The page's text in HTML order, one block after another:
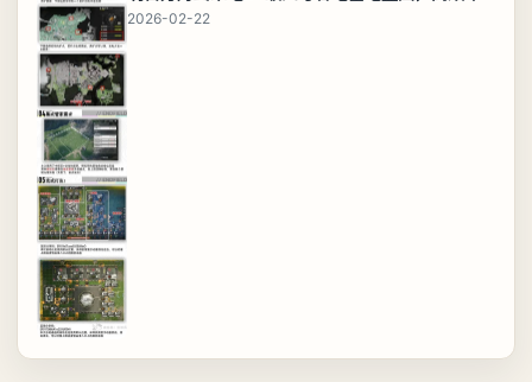
2026-02-22